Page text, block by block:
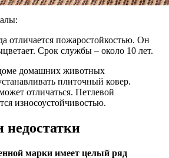
отличается пожаростойкостью. Он
Срок службы – около 10 лет.
домашних животных
плиточный ковер.
отличаться. Петлевой
износоустойчивостью.
недостатки
марки имеет целый ряд